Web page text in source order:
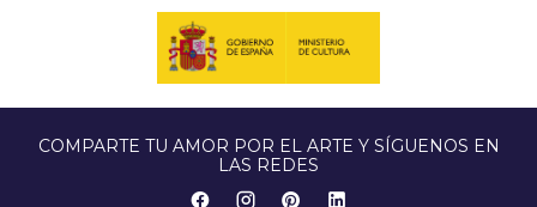
COMPARTE TU AMOR POR EL ARTE Y SÍGUENOS EN
LAS REDES